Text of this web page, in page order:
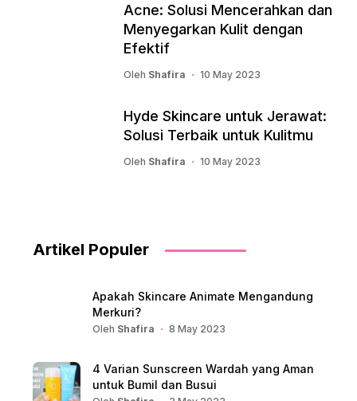
Acne: Solusi Mencerahkan dan
Menyegarkan Kulit dengan
Efektif
Oleh Shafira 10 May 2023
Hyde Skincare untuk Jerawat:
Solusi Terbaik untuk Kulitmu
Oleh Shafira 10 May 2023
Artikel Populer
Apakah Skincare Animate Mengandung
Merkuri?
Oleh Shafira 8 May 2023
4 Varian Sunscreen Wardah yang Aman
untuk Bumil dan Busui